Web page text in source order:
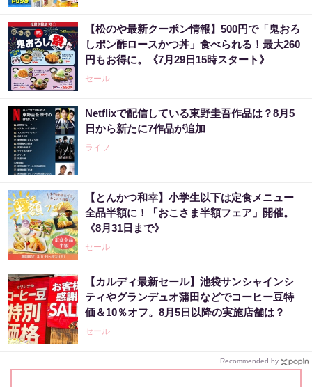
【松のや最新クーポン情報】500円で「鬼おろ
しポン酢ロースかつ丼」食べられる！最大260
円もお得に。《7月29日15時スタート》
セール
Netflixで配信している東野圭吾作品は？8月5
日から新たに7作品が追加
ライフ
【とんかつ和幸】小学生以下は定食メニュー
全品半額に！「おこさま半額フェア」開催。
《8月31日まで》
セール
【カルディ最新セール】池袋サンシャインシ
ティやグランデュオ蒲田などでコーヒー豆特
価＆10％オフ。8月5日以降の実施店舗は？
セール
Recommended by